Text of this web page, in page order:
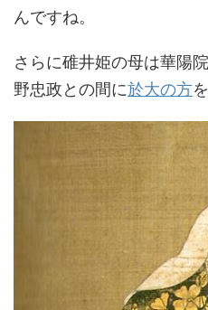
んですね。
さらに碓井姫の母は華陽
野忠政との間に於大の方